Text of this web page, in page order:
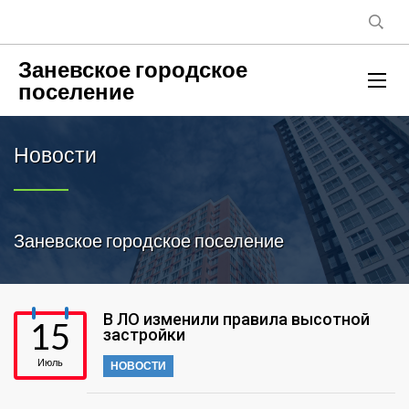
Заневское городское
поселение
Новости
Заневское городское поселение
15
Июль
В ЛО изменили правила высотной
застройки
НОВОСТИ